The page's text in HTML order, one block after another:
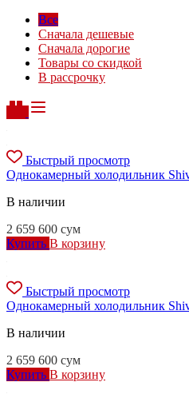
Все
Сначала дешевые
Сначала дорогие
Товары со скидкой
В рассрочку
Быстрый просмотр
Однокамерный холодильник
В наличии
2 659 600 сум
Купить В корзину
Быстрый просмотр
Однокамерный холодильник
В наличии
2 659 600 сум
Купить В корзину